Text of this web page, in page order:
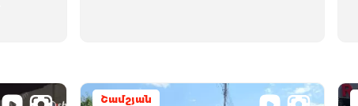
Շամշյան